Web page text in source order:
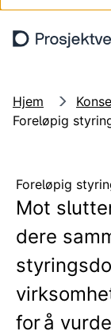
Hjem
Foreløpig
Foreløpig
Mot
dere
for å